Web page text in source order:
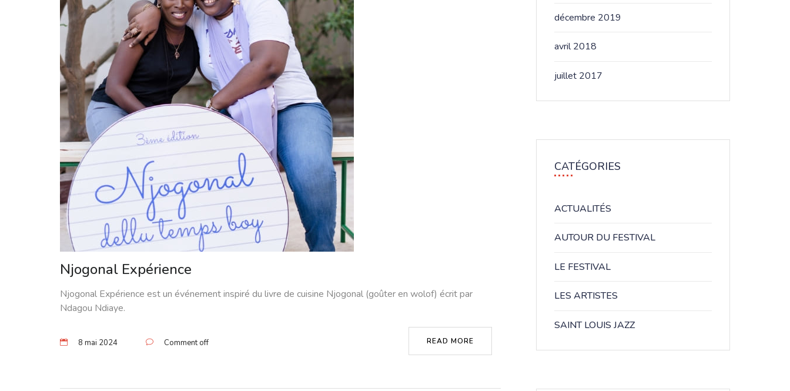
Njogonal Expérience
Njogonal Expérience est un événement inspiré du livre de cuisine Njogonal (goûter en wolof) écrit par
Ndagou Ndiaye.
8 mai 2024 Comment off READ MORE
décembre 2019
avril 2018
juillet 2017
CATÉGORIES
ACTUALITÉS
AUTOUR DU FESTIVAL
LE FESTIVAL
LES ARTISTES
SAINT LOUIS JAZZ